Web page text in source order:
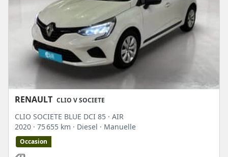
RENAULT CLIO V SOCIETE
CLIO SOCIETE BLUE DCI 85 · AIR
2020 · 75 655 km · Diesel · Manuelle
Occasion